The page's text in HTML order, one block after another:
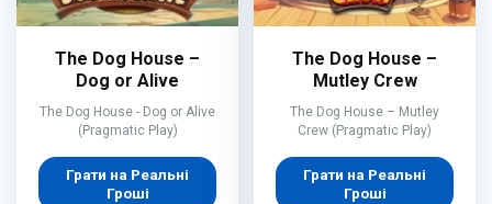
The Dog House –
Dog or Alive
The Dog House - Dog or Alive
(Pragmatic Play)
Грати на Реальні
Гроші
The Dog House –
Mutley Crew
The Dog House – Mutley
Crew (Pragmatic Play)
Грати на Реальні
Гроші